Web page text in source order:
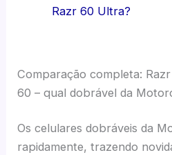
Razr 60 Ultra?
Comparação completa:
60 – qual dobrável da
Os celulares dobráveis da
rapidamente, trazendo